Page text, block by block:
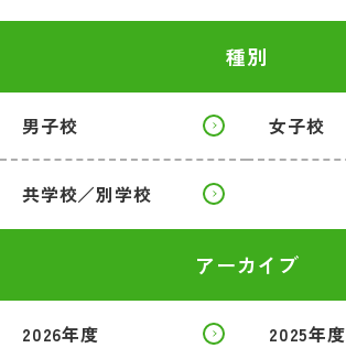
種別
男子校 女子校
共学校／別学校
アーカイブ
2026年度 2025年度